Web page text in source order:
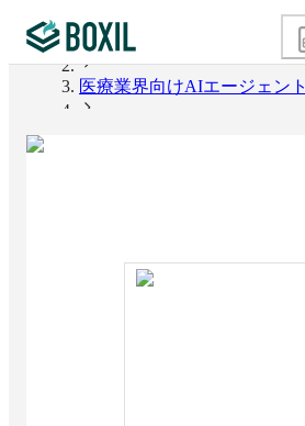
カテゴリから探す
BOXILの使い方ガイド
BOXIL
医療業界向けAIエージェント